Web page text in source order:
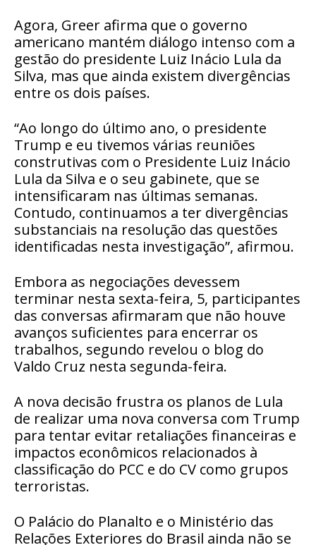
Agora, Greer afirma que o governo
americano mantém diálogo intenso com a
gestão do presidente Luiz Inácio Lula da
Silva, mas que ainda existem divergências
entre os dois países.
“Ao longo do último ano, o presidente
Trump e eu tivemos várias reuniões
construtivas com o Presidente Luiz Inácio
Lula da Silva e o seu gabinete, que se
intensificaram nas últimas semanas.
Contudo, continuamos a ter divergências
substanciais na resolução das questões
identificadas nesta investigação”, afirmou.
Embora as negociações devessem
terminar nesta sexta-feira, 5, participantes
das conversas afirmaram que não houve
avanços suficientes para encerrar os
trabalhos, segundo revelou o blog do
Valdo Cruz nesta segunda-feira.
A nova decisão frustra os planos de Lula
de realizar uma nova conversa com Trump
para tentar evitar retaliações financeiras e
impactos econômicos relacionados à
classificação do PCC e do CV como grupos
terroristas.
O Palácio do Planalto e o Ministério das
Relações Exteriores do Brasil ainda não se